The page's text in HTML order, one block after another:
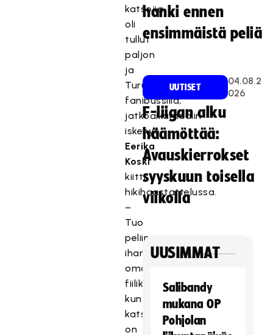
katsojia
oli
tullut
paljon
ja
Turustakin
fanibussilla,
jatkoaikamaalin
iskenyt
Eerika
Koski
kiitti
hikihaastattelussa.
–
Tuo
peliin
ihan
oman
fiiliksensä,
kun
katsomossa
on
hanki ennen
ensimmäistä peliä
UUTISET
04.08.2
026
F-liigan alku
häämöttää:
Avauskierrokset
syyskuun toisella
viikolla
UUSIMMAT
Salibandy
mukana OP
Pohjolan